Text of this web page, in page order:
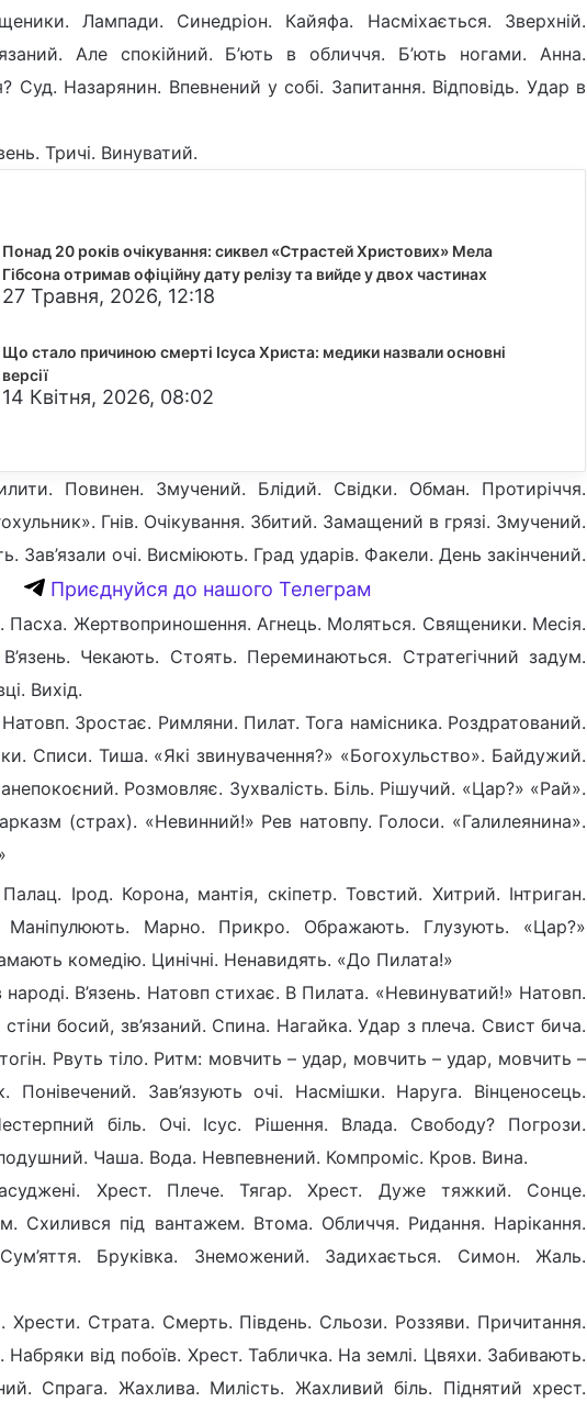
Лампади. Синедріон. Кайяфа. Насміхається. Зверхній.
Але спокійний. Б’ють в обличчя. Б’ють ногами. Анна.
Суд. Назарянин. Впевнений у собі. Запитання. Відповідь. Удар в
Тричі. Винуватий.
Понад 20 років очікування: сиквел «Страстей Христових» Мела
Гібсона отримав офіційну дату релізу та вийде у двох частинах
27 Травня, 2026, 12:18
Що стало причиною смерті Ісуса Христа: медики назвали основні
версії
14 Квітня, 2026, 08:02
Повинен. Змучений. Блідий. Свідки. Обман. Протиріччя.
Гнів. Очікування. Збитий. Замащений в грязі. Змучений.
Зав’язали очі. Висміюють. Град ударів. Факели. День закінчений.
Приєднуйся до нашого Телеграм
Пасха. Жертвоприношення. Агнець. Моляться. Священики. Месія.
Чекають. Стоять. Переминаються. Стратегічний задум.
Вихід.
Зростає. Римляни. Пилат. Тога намісника. Роздратований.
Списи. Тиша. «Які звинувачення?» «Богохульство». Байдужий.
Розмовляє. Зухвалість. Біль. Рішучий. «Цар?» «Рай».
(страх). «Невинний!» Рев натовпу. Голоси. «Галилеянина».
Ірод. Корона, мантія, скіпетр. Товстий. Хитрий. Інтриган.
Марно. Прикро. Ображають. Глузують. «Цар?»
комедію. Цинічні. Ненавидять. «До Пилата!»
В’язень. Натовп стихає. В Пилата. «Невинуватий!» Натовп.
стіни босий, зв’язаний. Спина. Нагайка. Удар з плеча. Свист бича.
Рвуть тіло. Ритм: мовчить – удар, мовчить – удар, мовчить –
Понівечений. Зав’язують очі. Насмішки. Наруга. Вінценосець.
біль. Очі. Ісус. Рішення. Влада. Свободу? Погрози.
Чаша. Вода. Невпевнений. Компроміс. Кров. Вина.
Хрест. Плече. Тягар. Хрест. Дуже тяжкий. Сонце.
Схилився під вантажем. Втома. Обличчя. Ридання. Нарікання.
Бруківка. Знеможений. Задихається. Симон. Жаль.
Хрести. Страта. Смерть. Південь. Сльози. Роззяви. Причитання.
від побоїв. Хрест. Табличка. На землі. Цвяхи. Забивають.
Спрага. Жахлива. Милість. Жахливий біль. Піднятий хрест.